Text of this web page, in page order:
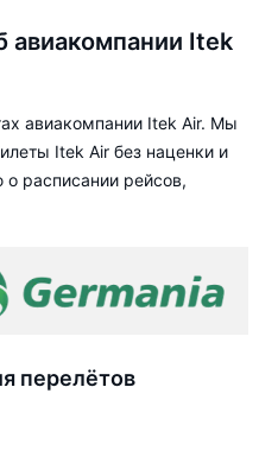
Itek
авиакомпании Itek Air. Мы
Itek Air без наценки и
расписании рейсов,
перелётов